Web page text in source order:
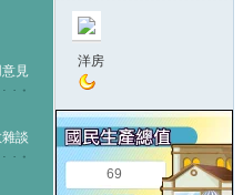
見
談 王國
洋房
69